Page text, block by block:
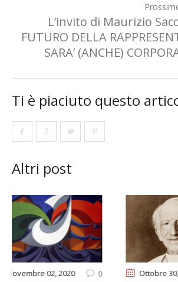
L’invito di Maurizio
FUTURO DELLA
SARA’ (ANCHE)
Ti è piaciuto questo
Altri post
Ottobre 30, 2020 0